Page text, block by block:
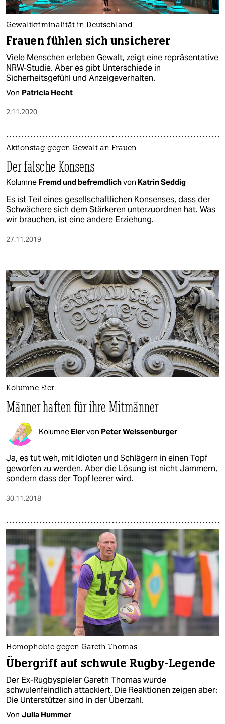
Gewaltkriminalität in Deutschland
Frauen fühlen sich unsicherer
Viele Menschen erleben Gewalt, zeigt eine repräsentative
NRW-Studie. Aber es gibt Unterschiede in
Sicherheitsgefühl und Anzeigeverhalten.
Von Patricia Hecht
2.11.2020
Aktionstag gegen Gewalt an Frauen
Der falsche Konsens
Kolumne Fremd und befremdlichvon Katrin Seddig
Es ist Teil eines gesellschaftlichen Konsenses, dass der
Schwächere sich dem Stärkeren unterzuordnen hat. Was
wir brauchen, ist eine andere Erziehung.
27.11.2019
Kolumne Eier
Männer haften für ihre Mitmänner
Kolumne Eiervon Peter Weissenburger
Ja, es tut weh, mit Idioten und Schlägern in einen Topf
geworfen zu werden. Aber die Lösung ist nicht Jammern,
sondern dass der Topf leerer wird.
30.11.2018
Homophobie gegen Gareth Thomas
Übergriff auf schwule Rugby-Legende
Der Ex-Rugbyspieler Gareth Thomas wurde
schwulenfeindlich attackiert. Die Reaktionen zeigen aber:
Die Unterstützer sind in der Überzahl.
Von Julia Hummer